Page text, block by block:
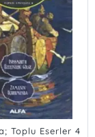
Toplu Eserler 4